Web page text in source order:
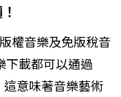
權音樂及免版稅音
下載都可以通過
意味著音樂藝術